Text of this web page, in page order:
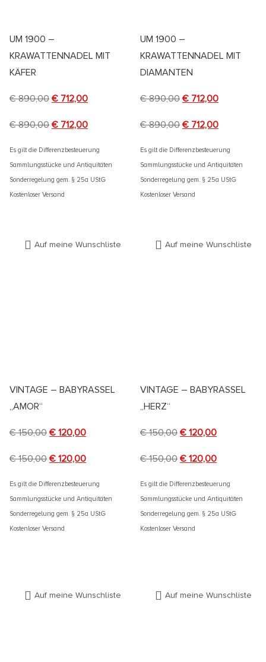
UM 1900 –
KRAWATTENNADEL MIT
KÄFER
€890,00 € 712,00
€890,00 € 712,00
Es gilt die Differenzbesteuerung
Sammlungsstücke und Antiquitäten
Sonderregelung gem. § 25a UStG
Kostenloser Versand
UM 1900 –
KRAWATTENNADEL MIT
DIAMANTEN
€890,00 € 712,00
€890,00 € 712,00
Es gilt die Differenzbesteuerung
Sammlungsstücke und Antiquitäten
Sonderregelung gem. § 25a UStG
Kostenloser Versand
Auf meine Wunschliste
VINTAGE – BABYRASSEL
„AMOR“
€150,00 € 120,00
€150,00 € 120,00
Es gilt die Differenzbesteuerung
Sammlungsstücke und Antiquitäten
Sonderregelung gem. § 25a UStG
Kostenloser Versand
Auf meine Wunschliste
VINTAGE – BABYRASSEL
„HERZ“
€150,00 € 120,00
€150,00 € 120,00
Es gilt die Differenzbesteuerung
Sammlungsstücke und Antiquitäten
Sonderregelung gem. § 25a UStG
Kostenloser Versand
Auf meine Wunschliste Auf meine Wunschliste